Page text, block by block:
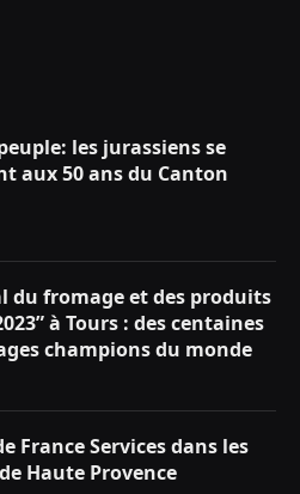
les jurassiens se
aux 50 ans du Canton
du fromage et des produits
à Tours : des centaines
champions du monde
France Services dans les
Haute Provence